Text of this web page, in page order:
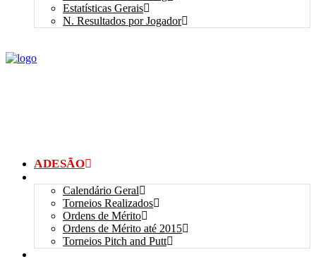
Estatísticas Gerais
N. Resultados por Jogador
ADESÃO
Calendário Geral
Torneios Realizados
Ordens de Mérito
Ordens de Mérito até 2015
Torneios Pitch and Putt